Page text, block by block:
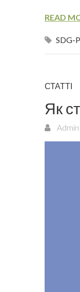
READ
SDG-
СТАТТІ
Як
Admin